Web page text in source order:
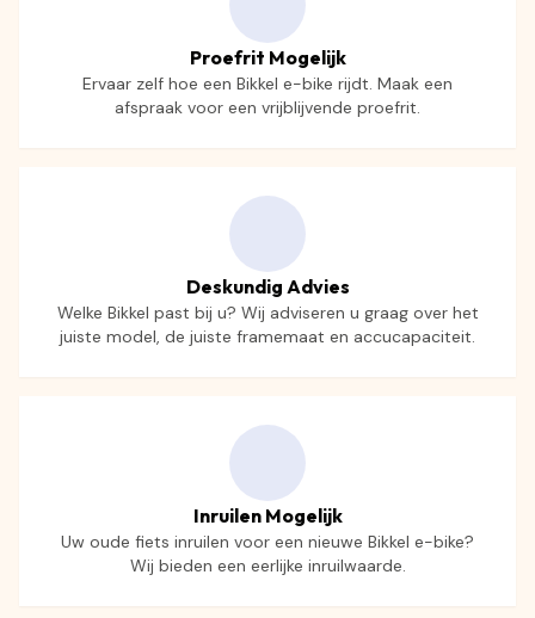
Proefrit Mogelijk
Ervaar zelf hoe een Bikkel e-bike rijdt. Maak een
afspraak voor een vrijblijvende proefrit.
Deskundig Advies
Welke Bikkel past bij u? Wij adviseren u graag over het
juiste model, de juiste framemaat en accucapaciteit.
Inruilen Mogelijk
Uw oude fiets inruilen voor een nieuwe Bikkel e-bike?
Wij bieden een eerlijke inruilwaarde.